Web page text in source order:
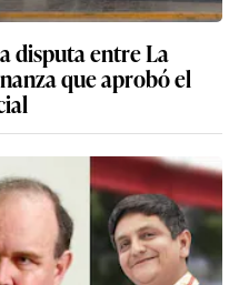
disputa entre La
que aprobó el